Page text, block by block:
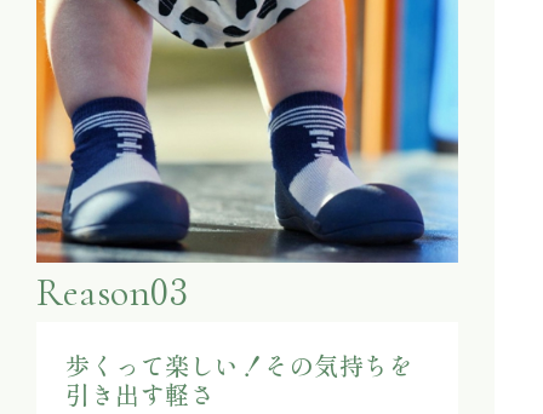
Reason03
歩くって楽しい！その気持ちを
引き出す軽さ